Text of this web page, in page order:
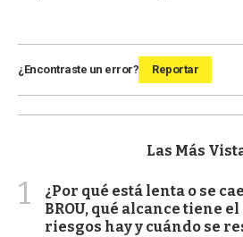
¿Encontraste un error? Reportar
Las Más
1
¿Por qué está lenta o se
BROU, qué alcance tiene
riesgos hay y cuándo se